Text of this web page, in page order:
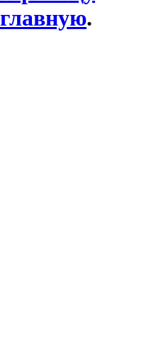
главную.